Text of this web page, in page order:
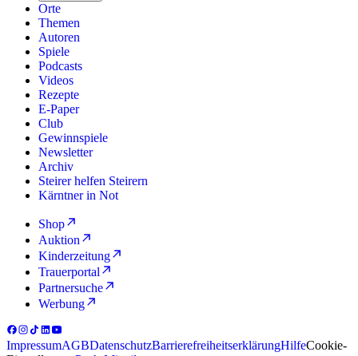
Orte
Themen
Autoren
Spiele
Podcasts
Videos
Rezepte
E-Paper
Club
Gewinnspiele
Newsletter
Archiv
Steirer helfen Steirern
Kärntner in Not
Shop
Auktion
Kinderzeitung
Trauerportal
Partnersuche
Werbung
ImpressumAGBDatenschutzBarrierefreiheitserklärungHilfeCookie-